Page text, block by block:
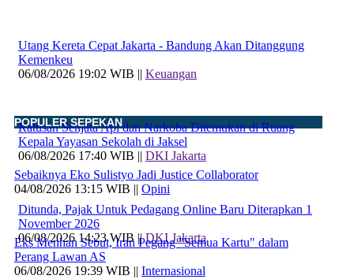
Utang Kereta Cepat Jakarta - Bandung Akan Ditanggung
Kemenkeu
06/08/2026 19:02 WIB || Keuangan
Ratusan Senjata Api dan Narkoba Ditemukan di Ruang
Kepala Yayasan Sekolah di Jaksel
06/08/2026 17:40 WIB || DKI Jakarta
Ditunda, Pajak Untuk Pedagang Online Baru Diterapkan 1
November 2026
06/08/2026 14:23 WIB ||DKI Jakarta
POPULER SEPEKAN
Sebaiknya Eko Sulistyo Jadi Justice Collaborator
04/08/2026 13:15 WIB || Opini
Eks Menhan Sebut, Iran Pegang "Semua Kartu" dalam
Perang Lawan AS
06/08/2026 19:39 WIB || Internasional